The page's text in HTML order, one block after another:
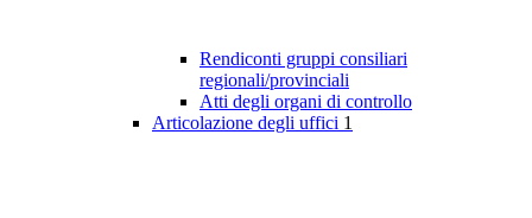
Rendiconti gruppi consiliari
regionali/provinciali
Atti degli organi di controllo
Articolazione degli uffici 1